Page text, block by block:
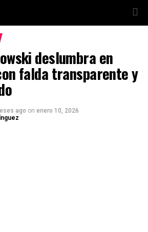
deslumbra en
falda transparente y
ago on enero 10, 2026